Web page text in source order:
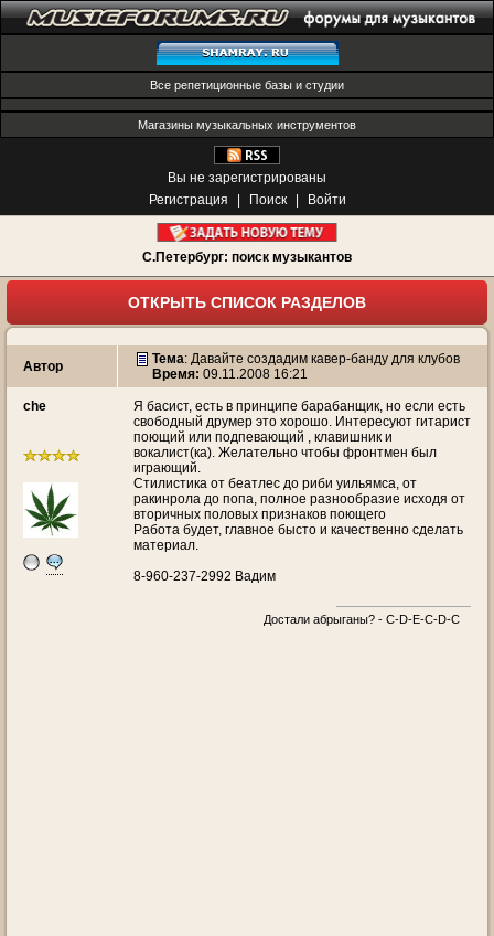
Все репетиционные базы и студии
Магазины музыкальных инструментов
Вы не зарегистрированы
Регистрация
Поиск Войти
С.Петербург: поиск музыкантов
ОТКРЫТЬ СПИСОК РАЗДЕЛОВ
Автор Тема: Давайте создадим кавер-банду для клубов
Время: 09.11.2008 16:21
che
Я басист, есть в принципе барабанщик, но если есть
свободный друмер это хорошо. Интересуют гитарист
поющий или подпевающий , клавишник и
вокалист(ка). Желательно чтобы фронтмен был
играющий.
Стилистика от беатлес до риби уильямса, от
ракинрола до попа, полное разнообразие исходя от
вторичных половых признаков поющего
Работа будет, главное бысто и качественно сделать
материал.
8-960-237-2992 Вадим
Достали абрыганы? - С-D-E-C-D-C